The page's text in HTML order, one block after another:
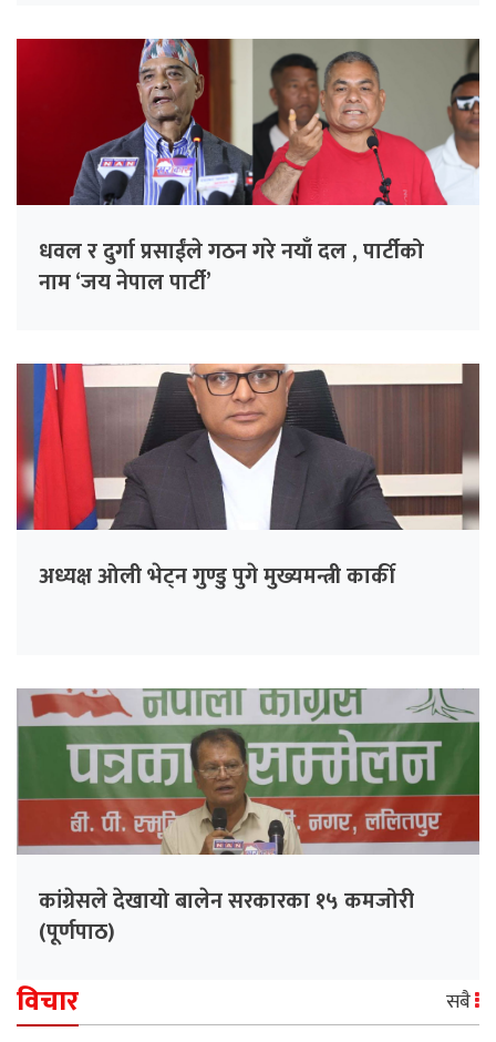
धवल र दुर्गा प्रसाईंले गठन गरे नयाँ दल , पार्टीको
नाम ‘जय नेपाल पार्टी’
अध्यक्ष ओली भेट्न गुण्डु पुगे मुख्यमन्त्री कार्की
कांग्रेसले देखायो बालेन सरकारका १५ कमजोरी
(पूर्णपाठ)
विचार सबै